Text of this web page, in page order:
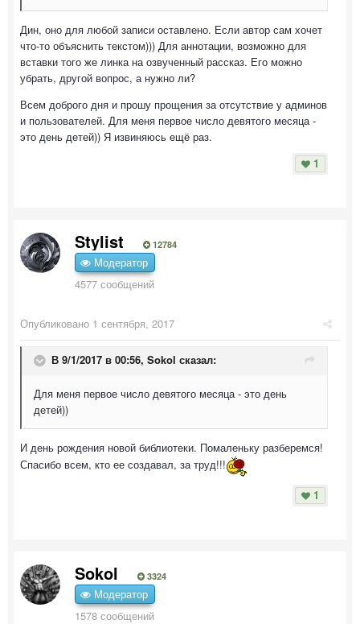
Дин, оно для любой записи оставлено. Если автор сам хочет
что-то объяснить текстом))) Для аннотации, возможно для
вставки того же линка на озвученный рассказ. Его можно
убрать, другой вопрос, а нужно ли?
Всем доброго дня и прошу прощения за отсутствие у админов
и пользователей. Для меня первое число девятого месяца -
это день детей)) Я извиняюсь ещё раз.
1
Stylist 12784
Модератор
4577 сообщений
Опубликовано 1 сентября, 2017
В 9/1/2017 в 00:56, Sokol сказал:
Для меня первое число девятого месяца - это день
детей))
И день рождения новой библиотеки. Помаленьку разберемся!
Спасибо всем, кто ее создавал, за труд!!!
1
Sokol 3324
Модератор
1578 сообщений